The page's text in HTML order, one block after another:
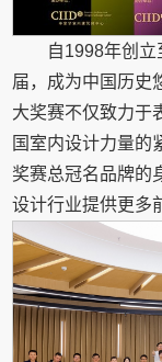
自1998年创
届，成为中国历史
大奖赛不仅致力于
国室内设计力量的
奖赛总冠名品牌的
设计行业提供更多